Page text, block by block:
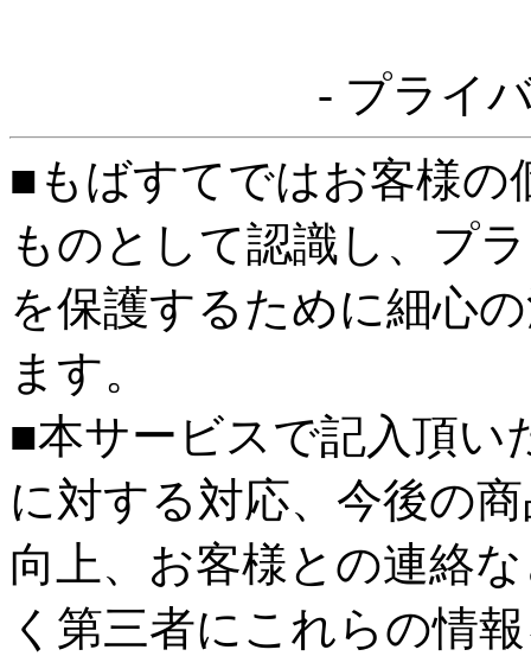
- プライ
■もばすてではお客様の
ものとして認識し、プ
を保護するために細心
ます。
■本サービスで記入頂い
に対する対応、今後の
向上、お客様との連絡
く第三者にこれらの情